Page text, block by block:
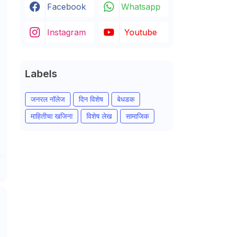
Facebook Whatsapp
Instagram Youtube
Labels
जनरल नॉलेज दिन विशेष
बेधडक
माहितीचा खजिना
विशेष लेख सामाजिक